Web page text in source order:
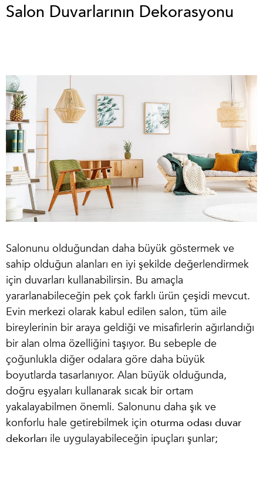
Salon Duvarlarının Dekorasyonu
Salonunu olduğundan daha büyük göstermek ve
sahip olduğun alanları en iyi şekilde değerlendirmek
için duvarları kullanabilirsin. Bu amaçla
yararlanabileceğin pek çok farklı ürün çeşidi mevcut.
Evin merkezi olarak kabul edilen salon, tüm aile
bireylerinin bir araya geldiği ve misafirlerin ağırlandığı
bir alan olma özelliğini taşıyor. Bu sebeple de
çoğunlukla diğer odalara göre daha büyük
boyutlarda tasarlanıyor. Alan büyük olduğunda,
doğru eşyaları kullanarak sıcak bir ortam
yakalayabilmen önemli. Salonunu daha şık ve
konforlu hale getirebilmek için oturma odası duvar
dekorları ile uygulayabileceğin ipuçları şunlar;